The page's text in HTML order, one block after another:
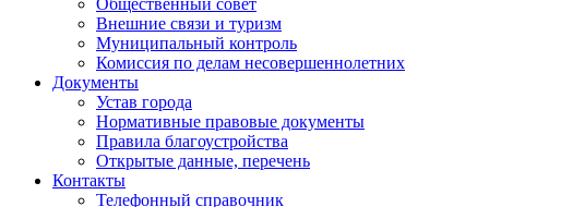
Общественный совет
Внешние связи и туризм
Муниципальный контроль
Комиссия по делам несовершеннолетних
Документы
Устав города
Нормативные правовые документы
Правила благоустройства
Открытые данные, перечень
Контакты
Телефонный справочник